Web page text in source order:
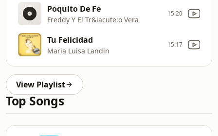
Poquito De Fe
Freddy Y El Tr&iacute;o Vera
15:20
Tu Felicidad
Maria Luisa Landin
15:17
View Playlist
Top Songs